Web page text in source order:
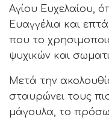
Αγίου Ευχελαίου,
Ευαγγέλια και
που το
ψυχικών και
Μετά την
σταυρώνει τους
μάγουλα, το